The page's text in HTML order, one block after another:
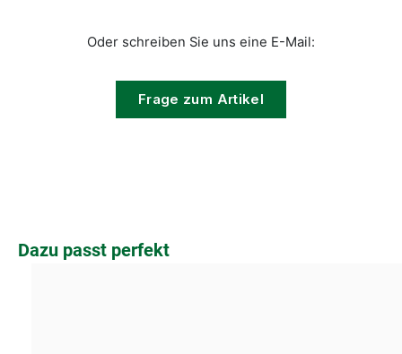
Oder schreiben Sie uns eine E-Mail:
Frage zum Artikel
Produktgalerie überspringen
Dazu passt perfekt